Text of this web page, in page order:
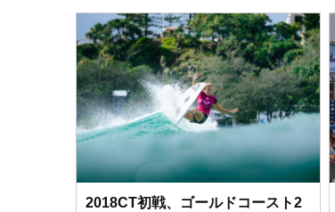
2018CT初戦、ゴールドコースト2